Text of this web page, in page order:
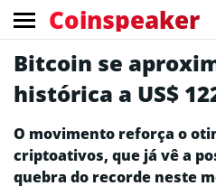
Coinspeaker
Bitcoin se
histórica a US$
O movimento reforça o
criptoativos, que já vê a
quebra do recorde neste